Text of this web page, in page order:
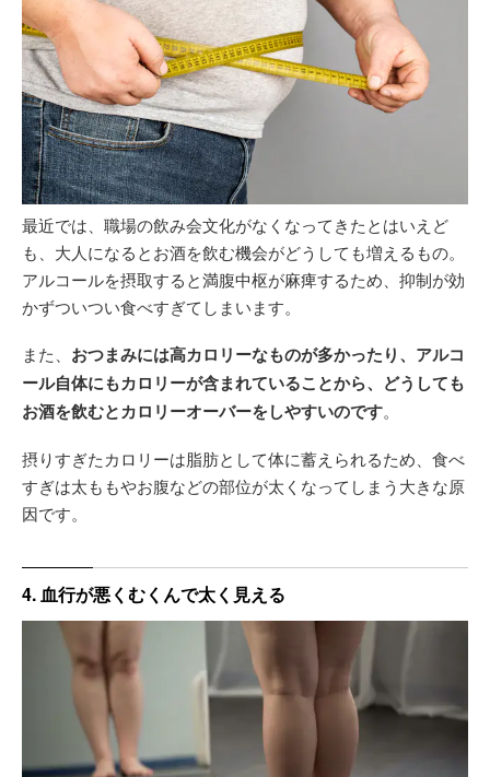
最近では、職場の飲み会文化がなくなってきたとはいえど
も、大人になるとお酒を飲む機会がどうしても増えるもの。
アルコールを摂取すると満腹中枢が麻痺するため、抑制が効
かずついつい食べすぎてしまいます。
また、 おつまみには高カロリーなものが多かったり、アルコ
ール自体にもカロリーが含まれていることから、どうしても
お酒を飲むとカロリーオーバーをしやすいのです。
摂りすぎたカロリーは脂肪として体に蓄えられるため、食べ
すぎは太ももやお腹などの部位が太くなってしまう大きな原
因です。
4. 血行が悪くむくんで太く見える